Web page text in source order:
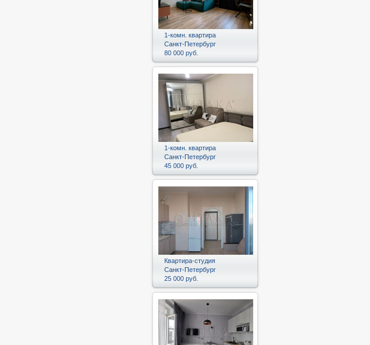
1-комн. квартира
Санкт-Петербург
80 000 руб.
1-комн. квартира
Санкт-Петербург
45 000 руб.
Квартира-студия
Санкт-Петербург
25 000 руб.